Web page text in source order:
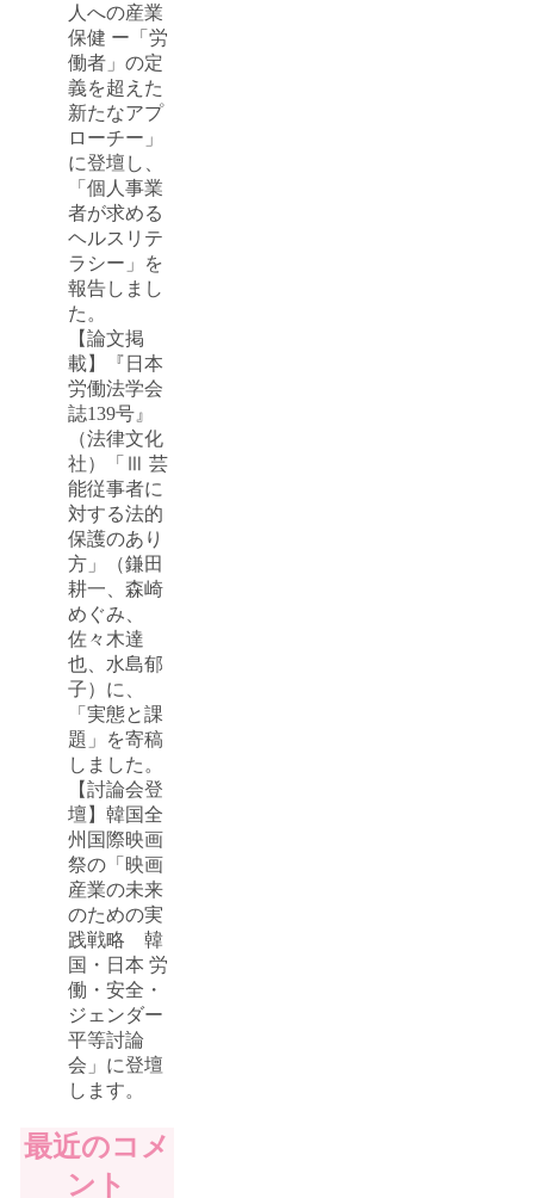
人への産業
保健 ー「労
働者」の定
義を超えた
新たなアプ
ローチー」
に登壇し、
「個人事業
者が求める
ヘルスリテ
ラシー」を
報告しまし
た。
【論文掲
載】『日本
労働法学会
誌139号』
（法律文化
社）「Ⅲ 芸
能従事者に
対する法的
保護のあり
方」（鎌田
耕一、森崎
めぐみ、
佐々木達
也、水島郁
子）に、
「実態と課
題」を寄稿
しました。
【討論会登
壇】韓国全
州国際映画
祭の「映画
産業の未来
のための実
践戦略 韓
国・日本 労
働・安全・
ジェンダー
平等討論
会」に登壇
します。
最近のコメ
ント